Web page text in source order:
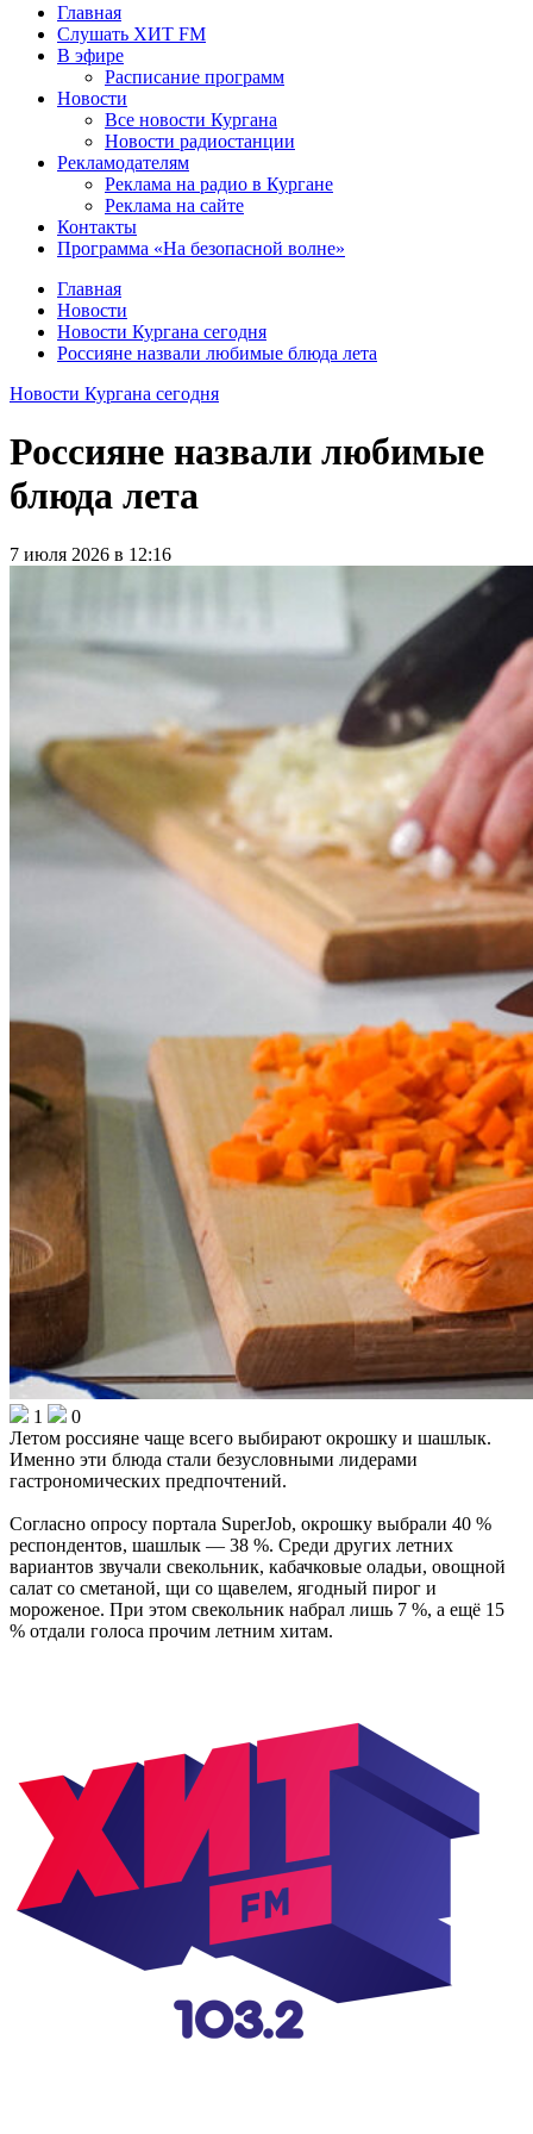
Главная
Слушать ХИТ FM
В эфире
Расписание программ
Новости
Все новости Кургана
Новости радиостанции
Рекламодателям
Реклама на радио в Кургане
Реклама на сайте
Контакты
Программа «На безопасной волне»
Главная
Новости
Новости Кургана сегодня
Россияне назвали любимые блюда лета
Новости Кургана сегодня
Россияне назвали любимые
блюда лета
7 июля 2026 в 12:16
1
0
Летом россияне чаще всего выбирают окрошку и шашлык.
Именно эти блюда стали безусловными лидерами
гастрономических предпочтений.
Согласно опросу портала SuperJob, окрошку выбрали 40 %
респондентов, шашлык — 38 %. Среди других летних
вариантов звучали свекольник, кабачковые оладьи, овощной
салат со сметаной, щи со щавелем, ягодный пирог и
мороженое. При этом свекольник набрал лишь 7 %, а ещё 15
% отдали голоса прочим летним хитам.